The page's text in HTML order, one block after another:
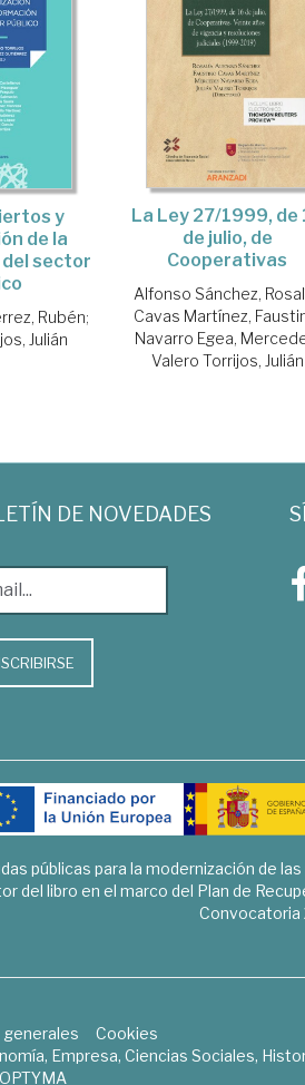
y
de la
sector
Rubén;
Julián
La Ley 27/1999, de
de julio, de
Cooperativas
Alfonso Sánchez,
Cavas Martínez,
Navarro Egea,
Valero Torrijos, Julián
DE NOVEDADES
públicas para la modernización de
del libro en el marco del Plan de
Convocatoria
Cookies
Empresa, Ciencias Sociales,
OPTYMA